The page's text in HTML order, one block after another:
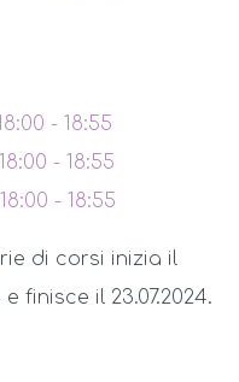
- 18:55
18:00 - 18:55
18:00 - 18:55
di corsi inizia il
e finisce il 23.07.2024.